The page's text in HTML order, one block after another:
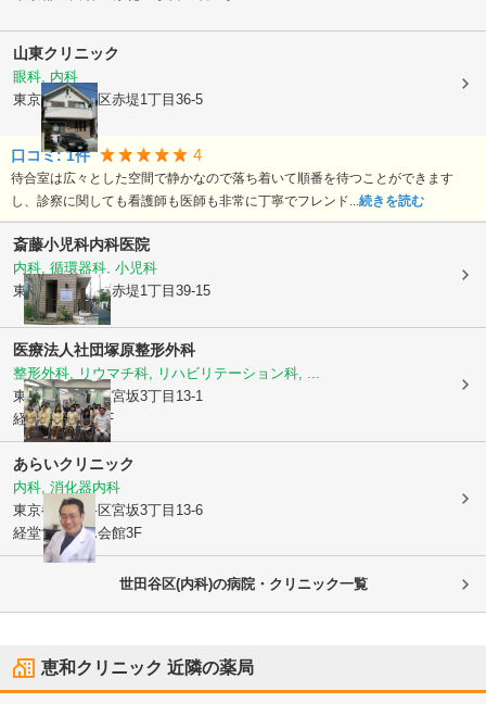
山東クリニック
眼科, 内科
東京都世田谷区赤堤1丁目36-5
口コミ:1件 4
待合室は広々とした空間で静かなので落ち着いて順番を待つことができます
し、診察に関しても看護師も医師も非常に丁寧でフレンド... 続きを読む
斎藤小児科内科医院
内科, 循環器科, 小児科
東京都世田谷区赤堤1丁目39-15
医療法人社団塚原整形外科
整形外科, リウマチ科, リハビリテーション科, ...
東京都世田谷区宮坂3丁目13-1
経堂オリオン1F
あらいクリニック
内科, 消化器内科
東京都世田谷区宮坂3丁目13-6
経堂すずらん会館3F
世田谷区(内科)の病院・クリニック一覧
恵和クリニック 近隣の薬局